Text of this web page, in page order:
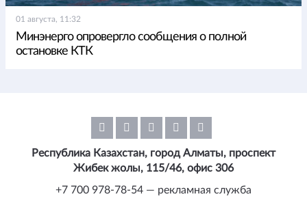
01 августа, 11:32
Минэнерго опровергло сообщения о полной
остановке КТК
Республика Казахстан, город Алматы, проспект
Жибек жолы, 115/46, офис 306
+7 700 978-78-54 — рекламная служба